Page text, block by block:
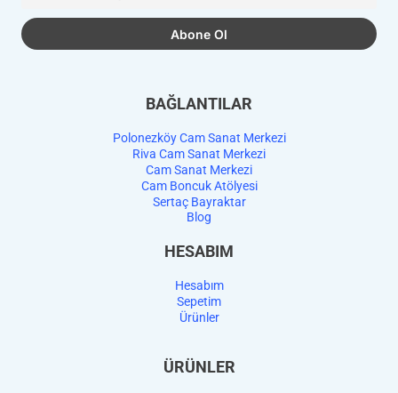
BAĞLANTILAR
Polonezköy Cam Sanat Merkezi
Riva Cam Sanat Merkezi
Cam Sanat Merkezi
Cam Boncuk Atölyesi
Sertaç Bayraktar
Blog
HESABIM
Hesabım
Sepetim
Ürünler
ÜRÜNLER